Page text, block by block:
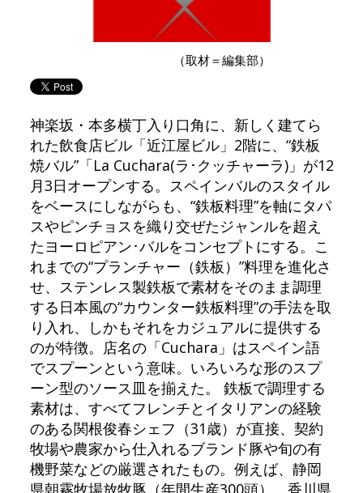
（取材＝編集部）
神楽坂・本多横丁入り口角に、新しく建てら
れた飲食店ビル「近江屋ビル」2階に、“鉄板
焼バル”「La Cuchara(ラ･クッチャーラ)」が12
月3日オープンする。スペインバルのスタイル
をベースにしながらも、“鉄板料理”を軸にタパ
スやピンチョスを織り交ぜたジャンルを超え
たヨーロピアン･バルをコンセプトにする。こ
れまでの“プランチャー（鉄板）”料理を進化さ
せ、ステンレス製鉄板で素材をそのまま調理
する日本風の“カウンター鉄板料理”の手法を取
り入れ、しかもそれをカジュアルに提供する
のが特徴。店名の「Cuchara」はスペイン語
でスプーンという意味。いろいろな形のスプ
ーン型のソース皿を揃えた。 鉄板で調理する
素材は、すべてフレンチとイタリアンの経験
のある関根俊春シェフ（31歳）が直接、契約
牧場や農家から仕入れるブランド豚や旬の有
機野菜などの厳選されたもの。例えば、静岡